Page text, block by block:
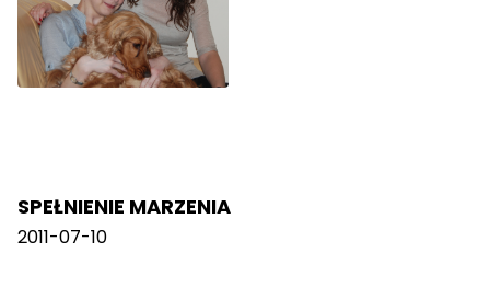
SPEŁNIENIE MARZENIA
2011-07-10